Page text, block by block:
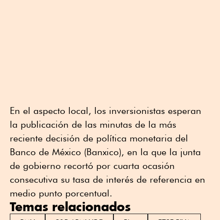
En el aspecto local, los inversionistas esperan
la publicación de las minutas de la más
reciente decisión de política monetaria del
Banco de México (Banxico), en la que la junta
de gobierno recortó por cuarta ocasión
consecutiva su tasa de interés de referencia en
medio punto porcentual.
Temas relacionados